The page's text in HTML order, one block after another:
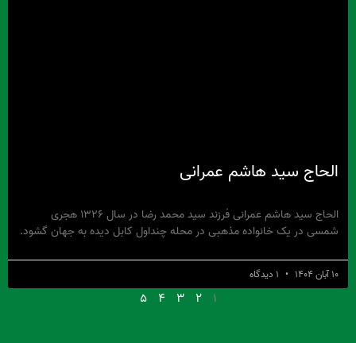
الحاج سید هاشم عمرانی
الحاج سید هاشم عمرانی فرزند سید محمد رضا در سال ۱۳۲۶ هجری
شمسی در یک خانواده مذهبی در محله چنداول کابل دیده به جهان گشود.
۱۰ آبان ۱۴۰۴
۱ ۲ ۳ ۴ ۵